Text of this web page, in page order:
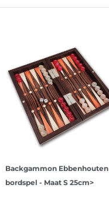
Backgammon Ebbenhouten
bordspel - Maat S 25cm>